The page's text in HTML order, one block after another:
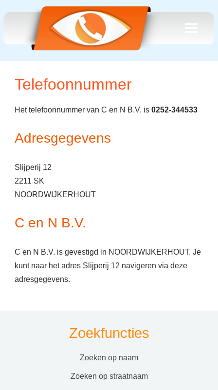
Telefoonnummer
Het telefoonnummer van C en N B.V. is 0252-344533
Adresgegevens
Slijperij 12
2211 SK
NOORDWIJKERHOUT
C en N B.V.
C en N B.V. is gevestigd in NOORDWIJKERHOUT. Je
kunt naar het adres Slijperij 12 navigeren via deze
adresgegevens.
Zoekfuncties
zoeken op naam
zoeken op straatnaam